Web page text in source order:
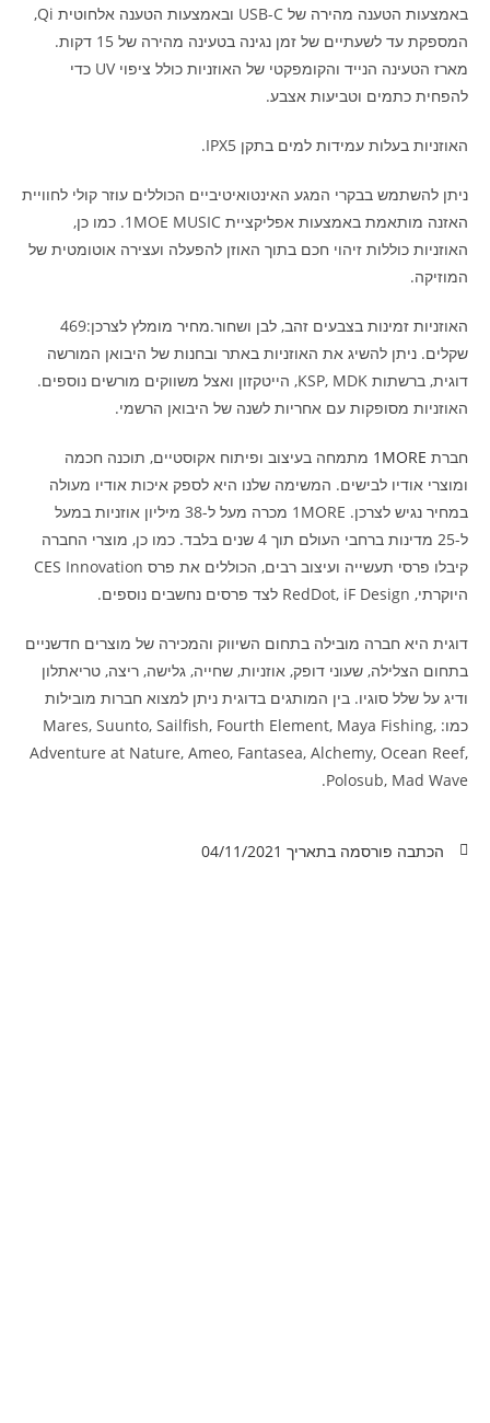
באמצעות הטענה מהירה של USB-C ובאמצעות הטענה אלחוטית Qi,
המספקת עד לשעתיים של זמן נגינה בטעינה מהירה של 15 דקות.
מארז הטעינה הנייד והקומפקטי של האוזניות כולל ציפוי UV כדי
להפחית כתמים וטביעות אצבע.
האוזניות בעלות עמידות למים בתקן IPX5.
ניתן להשתמש בבקרי המגע האינטואיטיביים הכוללים עוזר קולי לחוויית
האזנה מותאמת באמצעות אפליקציית 1MOE MUSIC. כמו כן,
האוזניות כוללות זיהוי חכם בתוך האוזן להפעלה ועצירה אוטומטית של
המוזיקה.
האוזניות זמינות בצבעים זהב, לבן ושחור.מחיר מומלץ לצרכן:469
שקלים. ניתן להשיג את האוזניות באתר ובחנות של היבואן המורשה
דוגית, ברשתות KSP, MDK, הייטקזון ואצל משווקים מורשים נוספים.
האוזניות מסופקות עם אחריות לשנה של היבואן הרשמי.
חברת 1MORE מתמחה בעיצוב ופיתוח אקוסטיים, תוכנה חכמה
ומוצרי אודיו לבישים. המשימה שלנו היא לספק איכות אודיו מעולה
במחיר נגיש לצרכן. 1MORE מכרה מעל ל-38 מיליון אוזניות במעל
ל-25 מדינות ברחבי העולם תוך 4 שנים בלבד. כמו כן, מוצרי החברה
קיבלו פרסי תעשייה ועיצוב רבים, הכוללים את פרס CES Innovation
היוקרתי, RedDot, iF Design לצד פרסים נחשבים נוספים.
דוגית היא חברה מובילה בתחום השיווק והמכירה של מוצרים חדשניים
בתחום הצלילה, שעוני דופק, אוזניות, שחייה, גלישה, ריצה, טריאתלון
ודיג על שלל סוגיו. בין המותגים בדוגית ניתן למצוא חברות מובילות
כמו: Mares, Suunto, Sailfish, Fourth Element, Maya Fishing,
Adventure at Nature, Ameo, Fantasea, Alchemy, Ocean Reef,
Polosub, Mad Wave.
הכתבה פורסמה בתאריך 04/11/2021